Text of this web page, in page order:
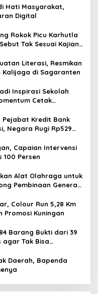
Hati Masyarakat,
Digital
Rokok Picu Karhutla
Tak Sesuai Kajian
Literasi, Resmikan
Kalijaga di Sagaranten
Inspirasi Sekolah
Cetak
Pejabat Kredit Bank
Negara Rugi Rp529
Capaian Intervensi
100 Persen
Alat Olahraga untuk
Pembinaan Generasi
Colour Run 5,28 Km
Promosi Kuningan
Barang Bukti dari 39
agar Tak Bisa
Daerah, Bapenda